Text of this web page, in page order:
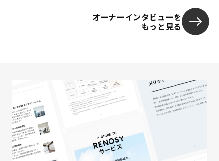
オーナーインタビューを
もっと見る